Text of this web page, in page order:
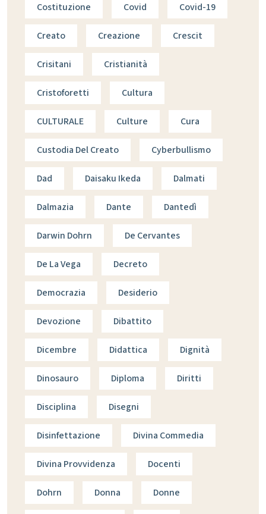
Costituzione Covid Covid-19
Creato Creazione Crescit
Crisitani Cristianità
Cristoforetti Cultura
CULTURALE Culture Cura
Custodia Del Creato Cyberbullismo
Dad Daisaku Ikeda Dalmati
Dalmazia Dante Dantedì
Darwin Dohrn De Cervantes
De La Vega Decreto
Democrazia Desiderio
Devozione Dibattito
Dicembre Didattica Dignità
Dinosauro Diploma Diritti
Disciplina Disegni
Disinfettazione Divina Commedia
Divina Provvidenza Docenti
Dohrn Donna Donne